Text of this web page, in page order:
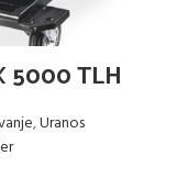
5000 TLH
,Uranos